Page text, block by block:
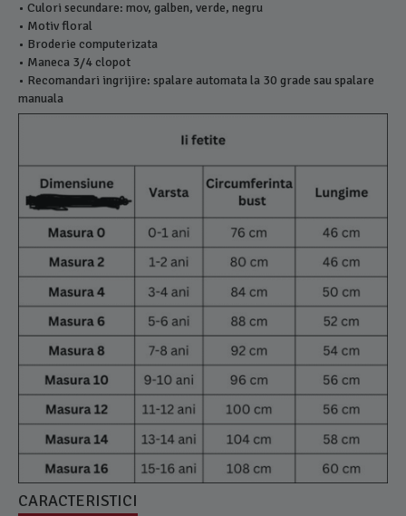
• Culori secundare: mov, galben, verde, negru
• Motiv floral
• Broderie computerizata
• Maneca 3/4 clopot
• Recomandari ingrijire: spalare automata la 30 grade sau spalare
manuala
CARACTERISTICI